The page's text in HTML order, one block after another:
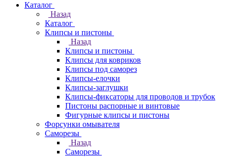
Каталог
Назад
Каталог
Клипсы и пистоны
Назад
Клипсы и пистоны
Клипсы для ковриков
Клипсы под саморез
Клипсы-елочки
Клипсы-заглушки
Клипсы-фиксаторы для проводов и трубок
Пистоны распорные и винтовые
Фигурные клипсы и пистоны
Форсунки омывателя
Саморезы
Назад
Саморезы